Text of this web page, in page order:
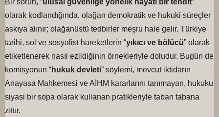
Bir sorun, “ulusal güvenliğe yönelik hayati bir tehdit”
olarak kodlandığında, olağan demokratik ve hukuki süreçler
askıya alınır; olağanüstü tedbirler meşru hale gelir. Türkiye
tarihi, sol ve sosyalist hareketlerin “yıkıcı ve bölücü” olarak
etiketlenerek nasıl ezildiğinin örnekleriyle doludur. Bugün de
komisyonun “hukuk devleti” söylemi, mevcut iktidarın
Anayasa Mahkemesi ve AİHM kararlarını tanımayan, hukuku
siyasi bir sopa olarak kullanan pratikleriyle taban tabana
zıttır.